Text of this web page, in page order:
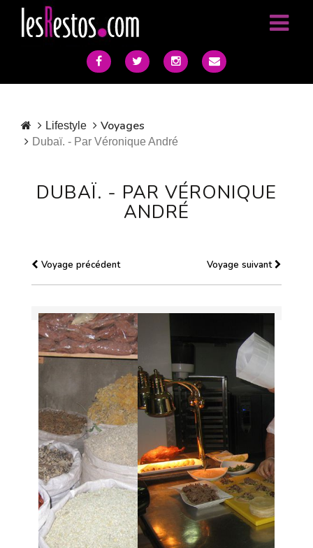
Lifestyle Voyages
Dubaï. - Par Véronique André
DUBAÏ. - PAR VÉRONIQUE
ANDRÉ
Voyage précédent Voyage suivant